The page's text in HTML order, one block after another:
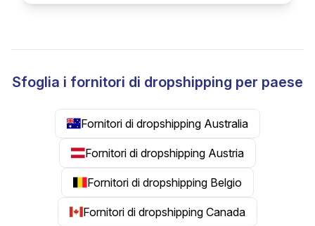
Sfoglia i fornitori di dropshipping per paese
Fornitori di dropshipping Australia
Fornitori di dropshipping Austria
Fornitori di dropshipping Belgio
Fornitori di dropshipping Canada